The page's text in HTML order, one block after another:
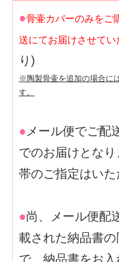
●骨壷カバーのみをご
送にてお届けさせてい
り)
※陶製骨壷を追加の場合に
す。
● メール便でご配
でのお届けとな
帯のご指定はいた
●尚、メール便配
載された納品書
で、納品書をお